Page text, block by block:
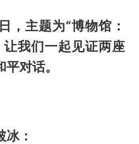
，主题为“博物馆：
我们一起见证两座
对话。
：